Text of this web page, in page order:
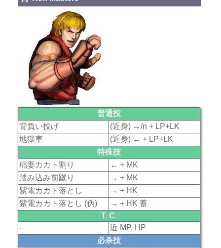
普通投
背負い投げ
(近身) →/n + LP+LK
地獄車
(近身) ← + LP+LK
特殊技
稲妻カカト割り
← + MK
踏み込み前蹴り
→ + MK
紫電カカト落とし
→ + HK
紫電カカト落とし (伪)
→ + HK 蓄
T. C.
-
近 MP, HP
必杀技